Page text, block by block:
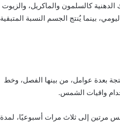
كالسلمون والماكريل، والزيوت
يوفّر نحو 10% فقط من الاحتياج اليومي، بينما يُنتج الجسم النسبة المتبقية
بعدة عوامل، من بينها الفصل، وخط
واقيات الشمس.
مرتين إلى ثلاث مرات أسبوعيًا، لمدة